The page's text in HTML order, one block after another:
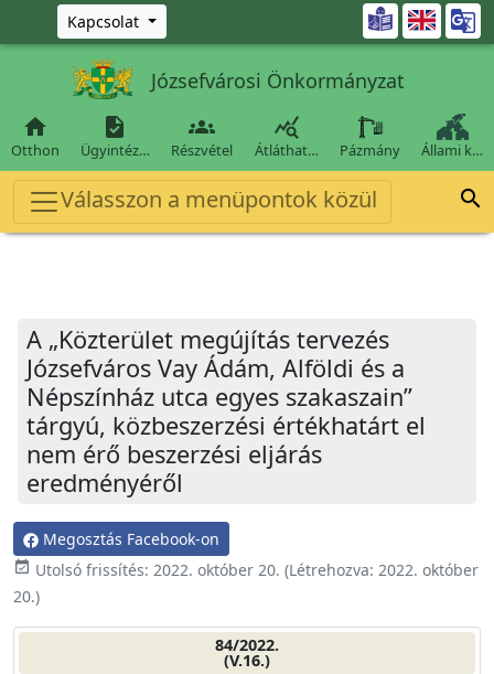
Ugrás a fő tartalomra
Kapcsolat 
Józsefvárosi Önkormányzat

Otthon

Ügyintéz…

Részvétel

Átláthat… Pázmány Állami k…
Válasszon a menüpontok közül 
A „Közterület megújítás tervezés
Józsefváros Vay Ádám, Alföldi és a
Népszínház utca egyes szakaszain”
tárgyú, közbeszerzési értékhatárt el
nem érő beszerzési eljárás
eredményéről
Megosztás Facebook-on
event_available Utolsó frissítés: 2022. október 20. (Létrehozva: 2022. október
20.)
84/2022.
(V.16.)